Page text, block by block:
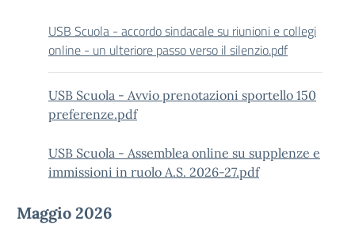
USB Scuola - accordo sindacale su riunioni e collegi
online - un ulteriore passo verso il silenzio.pdf
USB Scuola - Avvio prenotazioni sportello 150
preferenze.pdf
USB Scuola - Assemblea online su supplenze e
immissioni in ruolo A.S. 2026-27.pdf
Maggio 2026